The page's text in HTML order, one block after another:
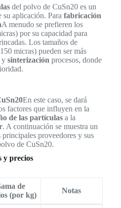
del polvo de CuSn20 es un
aplicación. Para fabricación
A menudo se prefieren los
por su capacidad para
Los tamaños de
micras) pueden ser más
y sinterización procesos, donde
En este caso, se dará
factores que influyen en la
de las partículasa la
. A continuación se muestra un
proveedores y sus
de CuSn20.
y precios
de
(por kg)
Notas